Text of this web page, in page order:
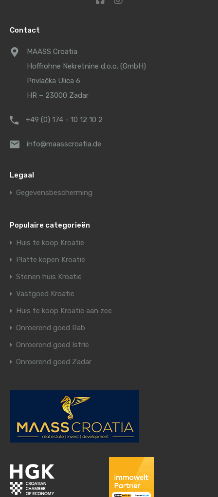
Contact
MAASS Croatia
Hoffrohne Nekretnine d.o.o. (GmbH)
Privlačka Ulica 6
HR – 23000 Zadar
+49 (0) 174 - 10 12 10 2
info@maasscroatia.de
Legaal
Gegevensbescherming
Populaire categorieën
Huis te koop Kroatië
Platte kopen Kroatië
Stenen huis Kroatië
Vastgoed Kroatië
Huis te koop Kroatië aan zee
Onroerend goed Rab
Onroerend goed Istrië
Onroerend goed Zadar